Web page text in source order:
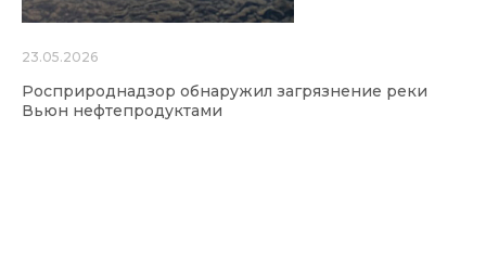
23.05.2026
Росприроднадзор обнаружил загрязнение реки
Вьюн нефтепродуктами